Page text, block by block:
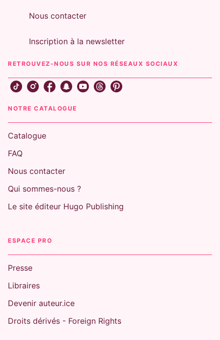
Nous contacter
Inscription à la newsletter
RETROUVEZ-NOUS SUR NOS RÉSEAUX SOCIAUX
NOTRE CATALOGUE
Catalogue
FAQ
Nous contacter
Qui sommes-nous ?
Le site éditeur Hugo Publishing
ESPACE PRO
Presse
Libraires
Devenir auteur.ice
Droits dérivés - Foreign Rights